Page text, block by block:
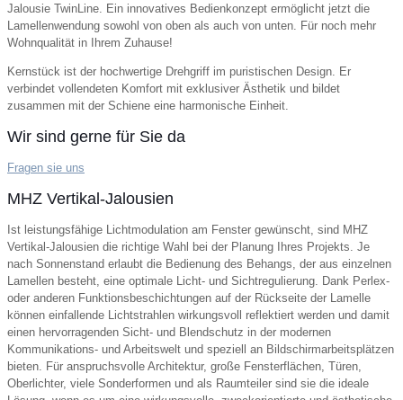
Jalousie TwinLine. Ein innovatives Bedienkonzept ermöglicht jetzt die
Lamellenwendung sowohl von oben als auch von unten. Für noch mehr
Wohnqualität in Ihrem Zuhause!
Kernstück ist der hochwertige Drehgriff im puristischen Design. Er
verbindet vollendeten Komfort mit exklusiver Ästhetik und bildet
zusammen mit der Schiene eine harmonische Einheit.
Wir sind gerne für Sie da
Fragen sie uns
MHZ Vertikal-Jalousien
Ist leistungsfähige Lichtmodulation am Fenster gewünscht, sind MHZ
Vertikal-Jalousien die richtige Wahl bei der Planung Ihres Projekts. Je
nach Sonnenstand erlaubt die Bedienung des Behangs, der aus einzelnen
Lamellen besteht, eine optimale Licht- und Sichtregulierung. Dank Perlex-
oder anderen Funktionsbeschichtungen auf der Rückseite der Lamelle
können einfallende Lichtstrahlen wirkungsvoll reflektiert werden und damit
einen hervorragenden Sicht- und Blendschutz in der modernen
Kommunikations- und Arbeitswelt und speziell an Bildschirmarbeitsplätzen
bieten. Für anspruchsvolle Architektur, große Fensterflächen, Türen,
Oberlichter, viele Sonderformen und als Raumteiler sind sie die ideale